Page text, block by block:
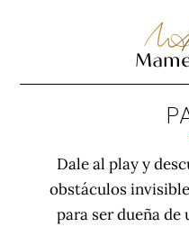
Dale al play y
obstáculos
para ser dueña de